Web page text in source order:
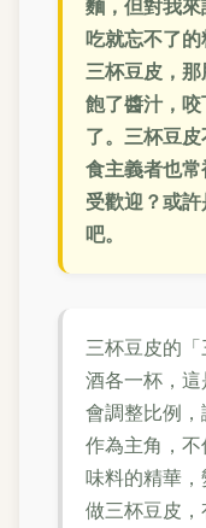
麵，但對我
吃就忘不了
三杯豆皮，
飽了醬汁，
了。三杯豆
食主義者也
受歡迎？或
吧。
三杯豆皮的
酒各一杯，
會調整比例
作為主角，
味料的精華
做三杯豆皮